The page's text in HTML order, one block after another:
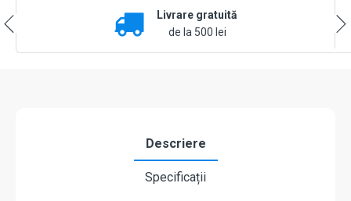
Livrare gratuită
de la 500 lei
Descriere
Specificații